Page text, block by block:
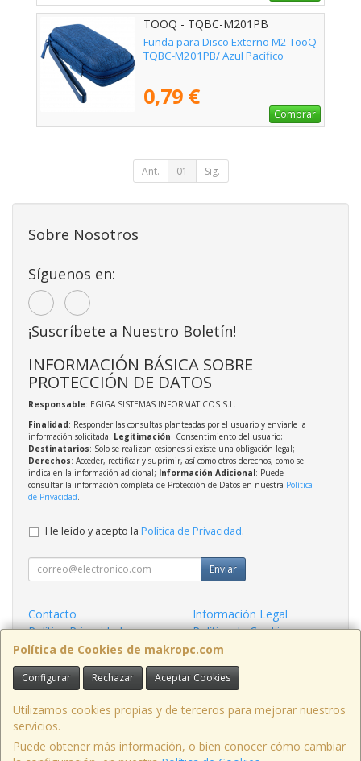
TOOQ - TQBC-M201PB
Funda para Disco Externo M2 TooQ
TQBC-M201PB/ Azul Pacífico
0,79 €
Comprar
Ant. 01 Sig.
Política de Cookies de makropc.com
Configurar Rechazar Aceptar Cookies
Utilizamos cookies propias y de terceros para mejorar nuestros
servicios.
Puede obtener más información, o bien conocer cómo cambiar
Sobre Nosotros
Síguenos en:
¡Suscríbete a Nuestro Boletín!
INFORMACIÓN BÁSICA SOBRE
PROTECCIÓN DE DATOS
Responsable: EGIGA SISTEMAS INFORMATICOS S.L.
Finalidad: Responder las consultas planteadas por el usuario y enviarle la
información solicitada; Legitimación: Consentimiento del usuario;
Destinatarios: Solo se realizan cesiones si existe una obligación legal;
Derechos: Acceder, rectificar y suprimir, así como otros derechos, como se
indica en la información adicional; Información Adicional: Puede
consultar la información completa de Protección de Datos en nuestra Política
de Privacidad
He leído y acepto la Política de Privacidad.
Enviar
Contacto
Información Legal
Política Privacidad
Política de Cookies
Condiciones de Compra
Formas de Pago
Contacto
admin@makropc.com